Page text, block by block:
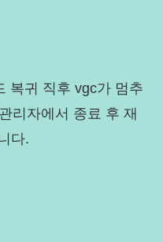
복귀 직후 vgc가 멈추
리자에서 종료 후 재
다.